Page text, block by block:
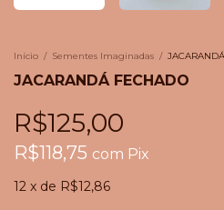
Início / Sementes Imaginadas /
JACARANDÁ FECHADO
R$125,00
R$118,75 com Pix
12 x de R$12,86